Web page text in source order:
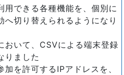
用できる各種機能を、個別に
へ切り替えられるようになり
おいて、CSVによる端末登録
りました
加を許可するIPアドレスを、